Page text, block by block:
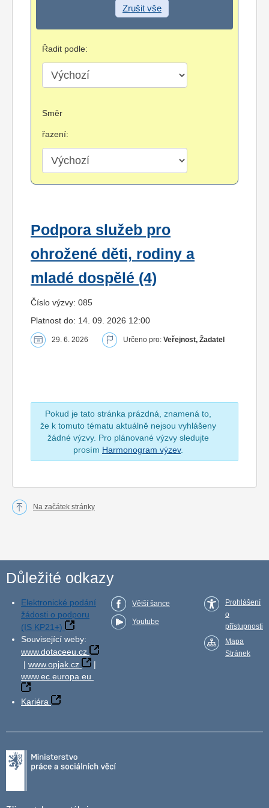
Zrušit vše
Řadit podle:
Směr
řazení:
Podpora služeb pro
ohrožené děti, rodiny a
mladé dospělé (4)
Číslo výzvy: 085
Platnost do: 14. 09. 2026 12:00
29. 6. 2026 Určeno pro: Veřejnost, Žadatel
Pokud je tato stránka prázdná, znamená to,
že k tomuto tématu aktuálně nejsou vyhlášeny
žádné výzvy. Pro plánované výzvy sledujte
prosím Harmonogram výzev.
Na začátek stránky
Důležité odkazy
Elektronické podání
žádosti o podporu
(IS KP21+)
Související weby:
www.dotaceeu.cz
| www.opjak.cz
|
www.ec.europa.eu
Kariéra
Větší šance
Youtube
Prohlášení
o
přístupnosti
Mapa
Stránek